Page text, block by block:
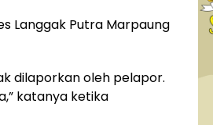
Langgak Putra Marpaung
dilaporkan oleh pelapor.
katanya ketika